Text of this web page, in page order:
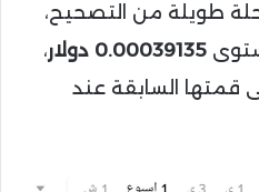
طويلة من التصحيح،
0.00039135 دولار
،
قمتها السابقة عند